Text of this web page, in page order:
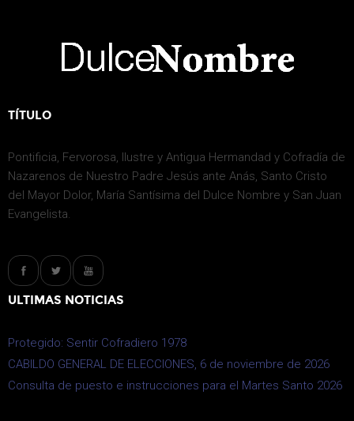
TÍTULO
Pontificia, Fervorosa, Ilustre y Antigua Hermandad y Cofradía de
Nazarenos de Nuestro Padre Jesús ante Anás, Santo Cristo
del Mayor Dolor, María Santísima del Dulce Nombre y San Juan
Evangelista.
ULTIMAS NOTICIAS
Protegido: Sentir Cofradiero 1978
CABILDO GENERAL DE ELECCIONES, 6 de noviembre de 2026
Consulta de puesto e instrucciones para el Martes Santo 2026